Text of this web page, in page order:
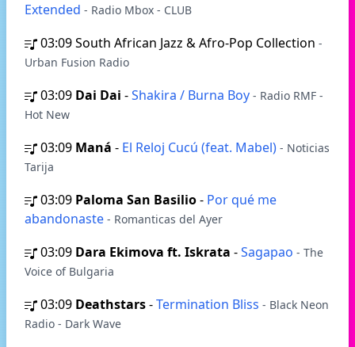
Extended - Radio Mbox - CLUB
03:09South African Jazz & Afro-Pop Collection -
Urban Fusion Radio
03:09 Dai Dai -Shakira / Burna Boy - Radio RMF -
Hot New
03:09 Maná - El Reloj Cucú (feat. Mabel) - Noticias
Tarija
03:09 Paloma San Basilio- Por qué me
abandonaste - Romanticas del Ayer
03:09 Dara Ekimova ft. Iskrata -Sagapao - The
Voice of Bulgaria
03:09 Deathstars-Termination Bliss - Black Neon
Radio - Dark Wave